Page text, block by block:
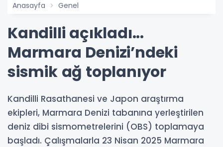
Anasayfa Genel
Kandilli açıkladı...
Marmara Denizi’ndeki
sismik ağ toplanıyor
Kandilli Rasathanesi ve Japon araştırma
ekipleri, Marmara Denizi tabanına yerleştirilen
deniz dibi sismometrelerini (OBS) toplamaya
başladı. Çalışmalarla 23 Nisan 2025 Marmara